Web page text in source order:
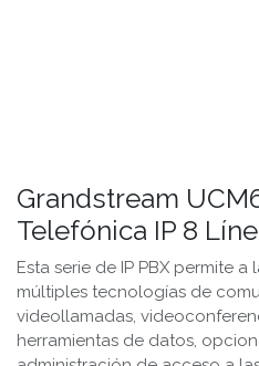
Grandstream
Telefónica IP 8
Esta serie de IP PBX permite
múltiples tecnologías de
videollamadas,
herramientas de datos,